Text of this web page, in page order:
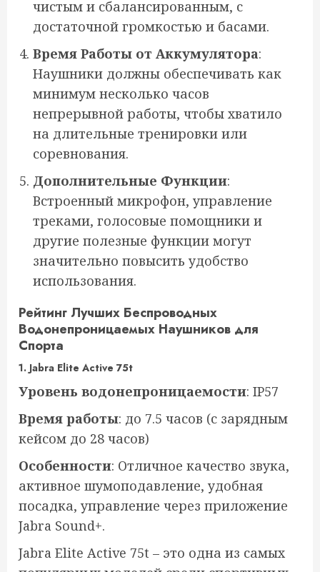
чистым и сбалансированным, с
достаточной громкостью и басами.
Время Работы от Аккумулятора:
Наушники должны обеспечивать как
минимум несколько часов
непрерывной работы, чтобы хватило
на длительные тренировки или
соревнования.
Дополнительные Функции:
Встроенный микрофон, управление
треками, голосовые помощники и
другие полезные функции могут
значительно повысить удобство
использования.
Рейтинг Лучших Беспроводных
Водонепроницаемых Наушников для
Спорта
1. Jabra Elite Active 75t
Уровень водонепроницаемости: IP57
Время работы: до 7.5 часов (с зарядным
кейсом до 28 часов)
Особенности: Отличное качество звука,
активное шумоподавление, удобная
посадка, управление через приложение
Jabra Sound+.
Jabra Elite Active 75t – это одна из самых